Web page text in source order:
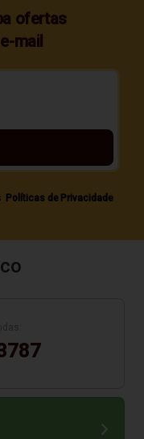
ofertas
mail
Políticas de Privacidade